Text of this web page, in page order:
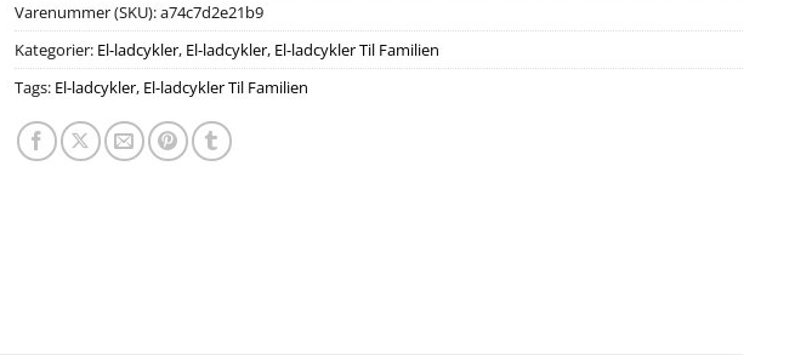
Varenummer (SKU):a74c7d2e21b9
Kategorier: El-ladcykler, El-ladcykler, El-ladcykler Til Familien
Tags: El-ladcykler, El-ladcykler Til Familien